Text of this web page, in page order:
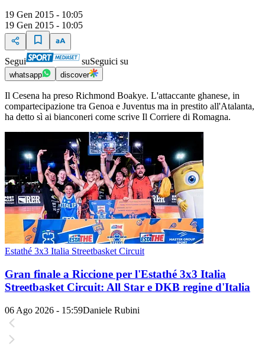
19 Gen 2015 - 10:05
19 Gen 2015 - 10:05
Segui suSeguici su
whatsapp discover
Il Cesena ha preso Richmond Boakye. L'attaccante ghanese, in
compartecipazione tra Genoa e Juventus ma in prestito all'Atalanta,
ha detto sì ai bianconeri come scrive Il Corriere di Romagna.
Estathé 3x3 Italia Streetbasket Circuit
Gran finale a Riccione per l'Estathé 3x3 Italia
Streetbasket Circuit: All Star e DKB regine d'Italia
06 Ago 2026 - 15:59Daniele Rubini